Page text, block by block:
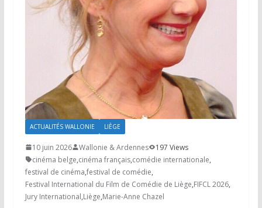
ACTUALITÉS WALLONIE LIÈGE
10 juin 2026 Wallonie & Ardennes
197 Views
cinéma belge,cinéma français,comédie internationale,
festival de cinéma,festival de comédie,
Festival International du Film de Comédie de Liège,FIFCL 2026,
Jury International,Liège,Marie-Anne Chazel